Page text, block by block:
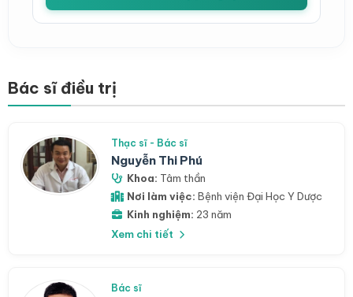
Bác sĩ điều trị
Thạc sĩ - Bác sĩ
Nguyễn Thi Phú
Khoa: Tâm thần
Nơi làm việc: Bệnh viện Đại Học Y Dược
Kinh nghiệm: 23 năm
Xem chi tiết
Bác sĩ